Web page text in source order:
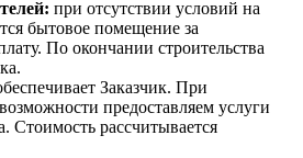
при отсутствии условий на
бытовое помещение за
По окончании строительства
Заказчик. При
предоставляем услуги
Стоимость рассчитывается